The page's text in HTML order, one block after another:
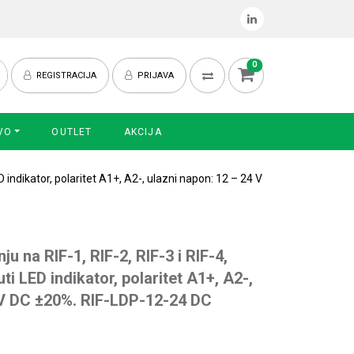
REGISTRACIJA PRIJAVA
0
OUTLET AKCIJA
indikator, polaritet A1+, A2-, ulazni napon: 12 – 24 V
na RIF-1, RIF-2, RIF-3 i RIF-4,
LED indikator, polaritet A1+, A2-,
±20%. RIF-LDP-12-24 DC